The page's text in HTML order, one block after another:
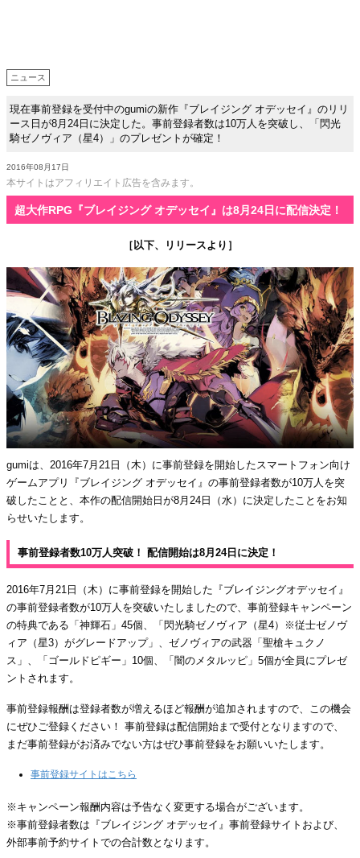
ニュース
現在事前登録を受付中のgumiの新作『ブレイジング オデッセイ』のリリ
ース日が8月24日に決定した。事前登録者数は10万人を突破し、「閃光
騎ゼノヴィア（星4）」のプレゼントが確定！
2016年08月17日
本サイトはアフィリエイト広告を含みます。
超大作RPG『ブレイジング オデッセイ』は8月24日に配信決定！
［以下、リリースより］
gumiは、2016年7月21日（木）に事前登録を開始したスマートフォン向け
ゲームアプリ『ブレイジング オデッセイ』の事前登録者数が10万人を突
破したことと、本作の配信開始日が8月24日（水）に決定したことをお知
らせいたします。
事前登録者数10万人突破！ 配信開始は8月24日に決定！
2016年7月21日（木）に事前登録を開始した『ブレイジングオデッセイ』
の事前登録者数が10万人を突破いたしましたので、事前登録キャンペーン
の特典である「神輝石」45個、「閃光騎ゼノヴィア（星4）※従士ゼノヴ
ィア（星3）がグレードアップ」、ゼノヴィアの武器「聖槍キュクノ
ス」、「ゴールドピギー」10個、「闇のメタルッピ」5個が全員にプレゼ
ントされます。
事前登録報酬は登録者数が増えるほど報酬が追加されますので、この機会
にぜひご登録ください！ 事前登録は配信開始まで受付となりますので、
まだ事前登録がお済みでない方はぜひ事前登録をお願いいたします。
事前登録サイトはこちら
※キャンペーン報酬内容は予告なく変更する場合がございます。
※事前登録者数は『ブレイジング オデッセイ』事前登録サイトおよび、
外部事前予約サイトでの合計数となります。